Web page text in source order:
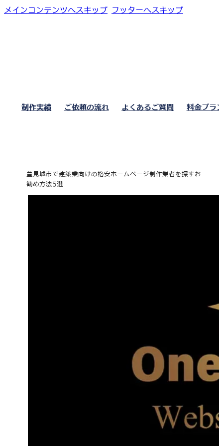
メインコンテンツへスキップ フッターへスキップ
制作実績 ご依頼の流れ よくあるご質問 料金プラ
豊見城市で建築業向けの格安ホームページ制作業者を探すお
勧め方法5選